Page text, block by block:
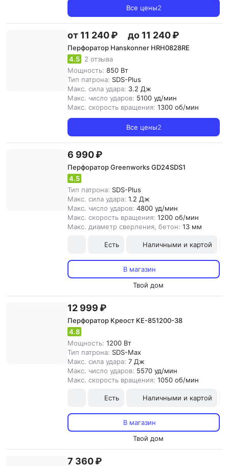
Все цены2
от 11 240 ₽ до 11 240 ₽
Перфоратор Hanskonner HRH0828RE
4.5
2 отзыва
Мощность: 850 Вт
Тип патрона: SDS-Plus
Макс. сила удара: 3.2 Дж
Макс. число ударов: 5100 уд/мин
Макс. скорость вращения: 1300 об/мин
Все цены2
6 990 ₽
Перфоратор Greenworks GD24SDS1
4.5
Тип патрона: SDS-Plus
Макс. сила удара: 1.2 Дж
Макс. число ударов: 4800 уд/мин
Макс. скорость вращения: 1200 об/мин
Макс. диаметр сверления, бетон: 13 мм
Есть Наличными и картой
В магазин
Твой дом
12 999 ₽
Перфоратор Креост KE-851200-38
4.8
Мощность: 1200 Вт
Тип патрона: SDS-Max
Макс. сила удара: 7 Дж
Макс. число ударов: 5570 уд/мин
Макс. скорость вращения: 1050 об/мин
Есть Наличными и картой
В магазин
Твой дом
7 360 ₽